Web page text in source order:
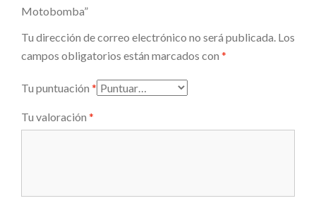
Motobomba”
Tu dirección de correo electrónico no será publicada. Los
campos obligatorios están marcados con *
Tu puntuación *
Tu valoración *